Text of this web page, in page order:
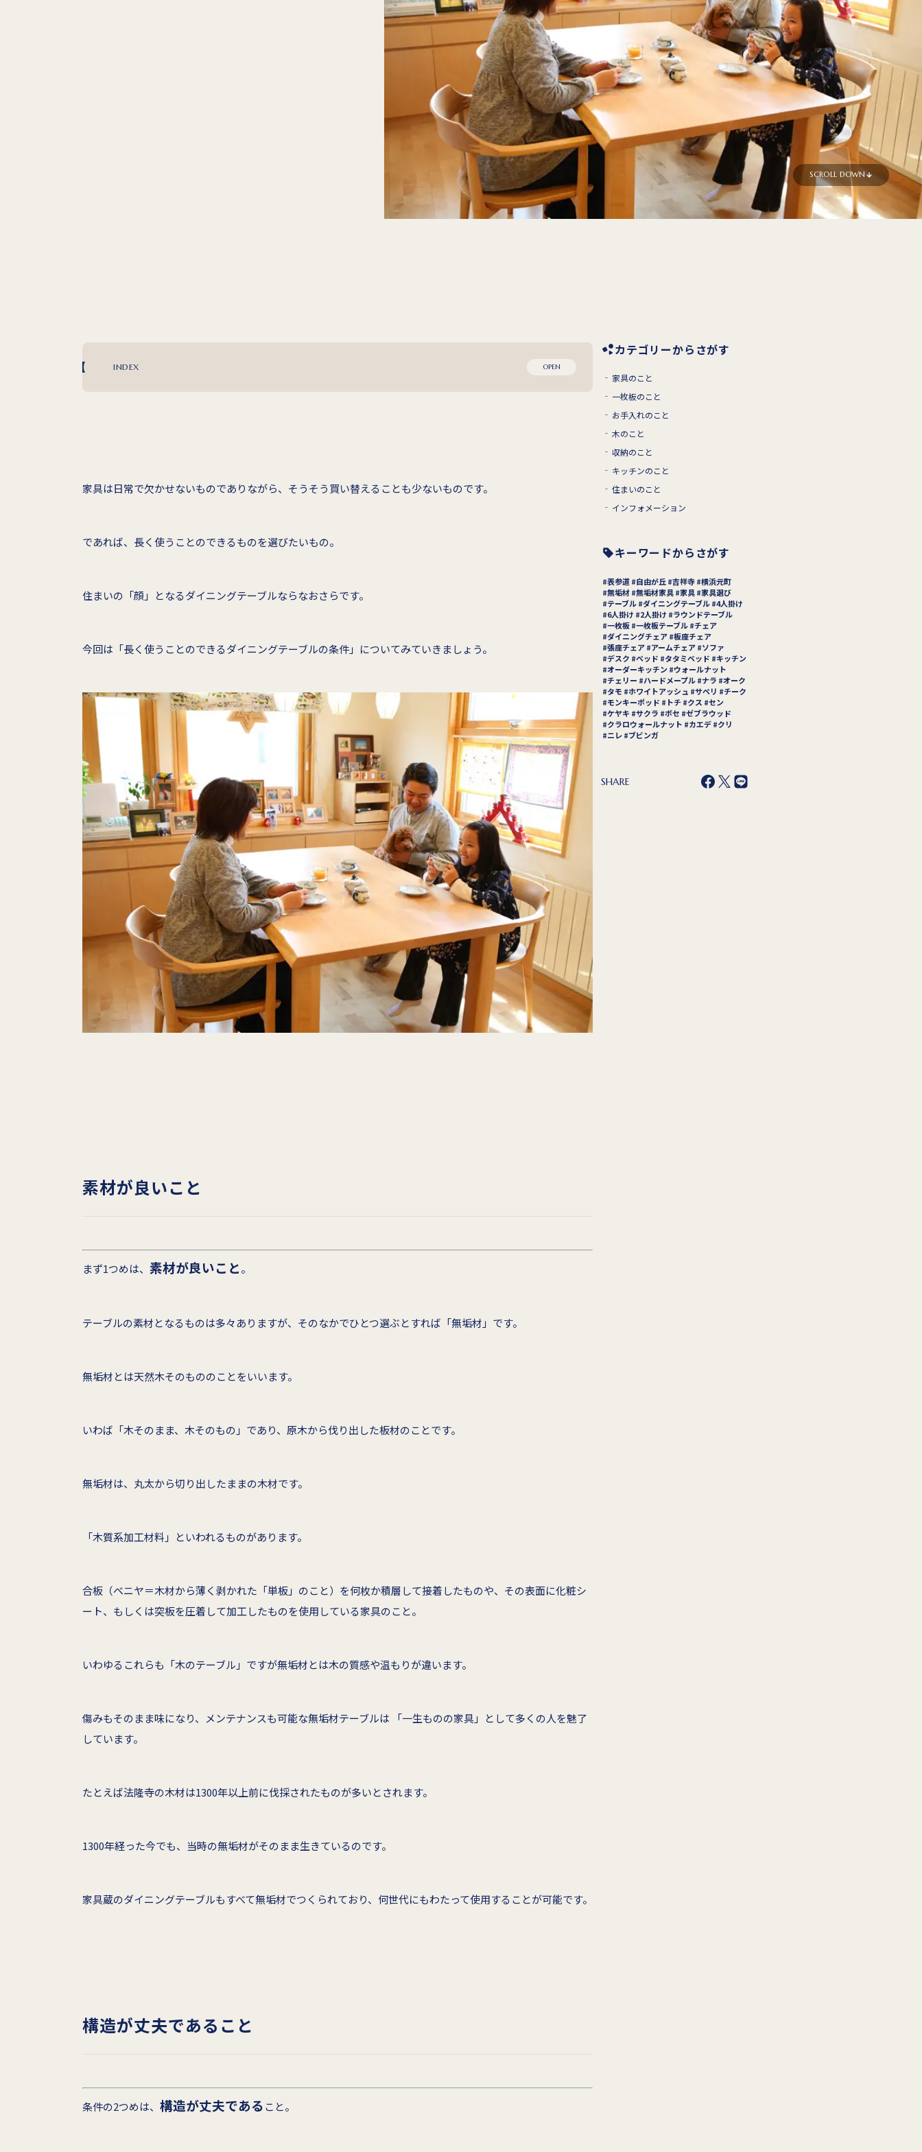
SCROLL DOWN
INDEX OPEN
家具は日常で欠かせないものでありながら、そうそう買い替えることも少ないものです。
であれば、長く使うことのできるものを選びたいもの。
住まいの「顔」となるダイニングテーブルならなおさらです。
今回は「長く使うことのできるダイニングテーブルの条件」についてみていきましょう。
素材が良いこと
まず1つめは、 素材が良いこと。
テーブルの素材となるものは多々ありますが、そのなかでひとつ選ぶとすれば「無垢材」です。
無垢材とは天然木そのもののことをいいます。
いわば「木そのまま、木そのもの」であり、原木から伐り出した板材のことです。
無垢材は、丸太から切り出したままの木材です。
「木質系加工材料」といわれるものがあります。
合板（ベニヤ＝木材から薄く剥かれた「単板」のこと）を何枚か積層して接着したものや、その表面に化粧シ
ート、もしくは突板を圧着して加工したものを使用している家具のこと。
いわゆるこれらも「木のテーブル」ですが無垢材とは木の質感や温もりが違います。
傷みもそのまま味になり、メンテナンスも可能な無垢材テーブルは 「一生ものの家具」として多くの人を魅了
しています。
たとえば法隆寺の木材は1300年以上前に伐採されたものが多いとされます。
1300年経った今でも、当時の無垢材がそのまま生きているのです。
家具蔵のダイニングテーブルもすべて無垢材でつくられており、何世代にもわたって使用することが可能です。
構造が丈夫であること
条件の2つめは、 構造が丈夫であること。
カテゴリーからさがす
家具のこと
一枚板のこと
お手入れのこと
木のこと
収納のこと
キッチンのこと
住まいのこと
インフォメーション
キーワードからさがす
表参道 自由が丘 吉祥寺 横浜元町
無垢材 無垢材家具 家具
家具選び
テーブル ダイニングテーブル 4人掛け
6人掛け
2人掛け
ラウンドテーブル
一枚板 一枚板テーブル チェア
ダイニングチェア 板座チェア
張座チェア
アームチェア
ソファ
デスク
ベッド タタミベッド
キッチン
オーダーキッチン
ウォールナット
チェリー
ハードメープル ナラ
オーク
タモ
ホワイトアッシュ サペリ
チーク
モンキーポッド
トチ クス
セン
ケヤキ
サクラ ボセ
ゼブラウッド
クラロウォールナット
カエデ
クリ
ニレ
ブビンガ
SHARE